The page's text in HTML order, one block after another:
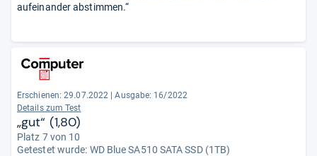
aufeinander abstimmen.“
Erschienen: 29.07.2022 | Ausgabe: 16/2022
Details zum Test
„gut“ (1,80)
Platz 7 von 10
Getestet wurde: WD Blue SA510 SATA SSD (1TB)